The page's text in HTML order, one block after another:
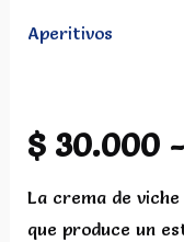
Aperitivos
$30.000 -
La crema de
que produce un